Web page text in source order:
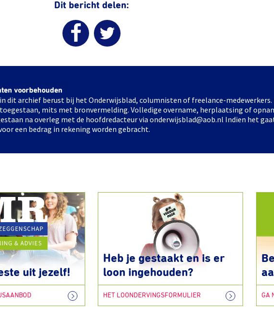
Dit bericht delen:
voorbehouden
dit archief berust bij het Onderwijsblad, columnisten of freelance-medewerkers.
mits met bronvermelding. Volledige overname, herplaatsing of
na overleg met de hoofdredacteur via onderwijsblad@aob.nl Indien het
een bedrag in rekening worden gebracht.
uit jezelf!
Heb je gestaakt en is er
loon ingehouden?
HET LOONDERVINGSFORMULIER GA